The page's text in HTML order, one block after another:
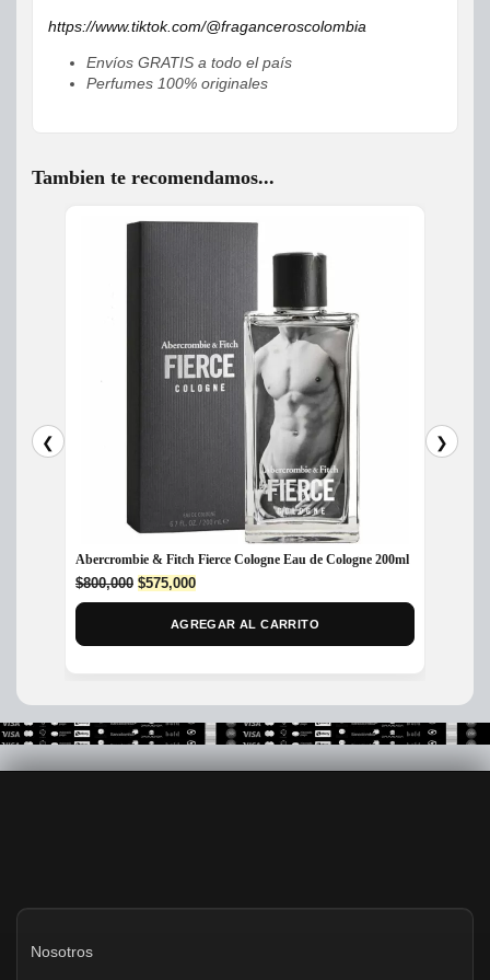
https://www.tiktok.com/@fraganceroscolombia
Envíos GRATIS a todo el país
Perfumes 100% originales
Tambien te recomendamos...
❮
Abercrombie & Fitch Fierce Cologne Eau de Cologne 200ml
$800,000 Original
price
$575,000Current
price
is:
AGREGAR AL CARRITO
❯
Nosotros